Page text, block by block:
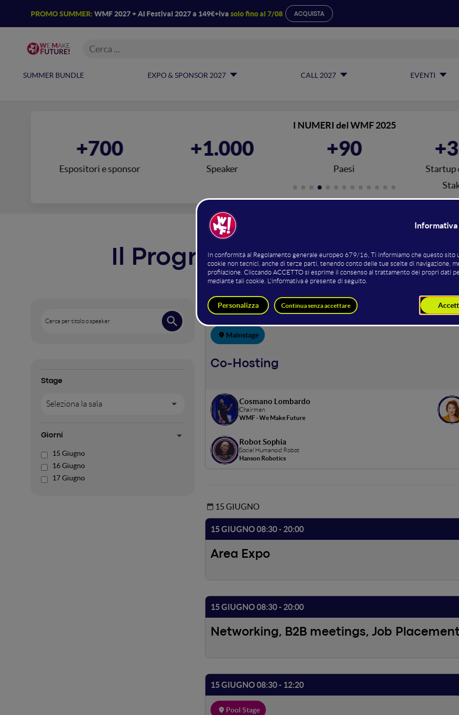
PROMO SUMMER: WMF 2027 + AI Festival 2027 a 149€+iva solo fino al 7/08 ACQUISTA
SUMMER BUNDLE EXPO & SPONSOR 2027 CALL 2027 EVENTI
I NUMERI del WMF 2025
+700
Espositori e sponsor
+1.000
Speaker
+90
Paesi
Startup
Il Programma Formativo del
Cerca per titolo o speaker
Stage
Seleziona la sala
Giorni
15 Giugno
16 Giugno
17 Giugno
15 GIUGNO
15 GIUGNO 08:30 - 20:00
Area Expo
15 GIUGNO 08:30 - 20:00
Networking, B2B meetings, Job Placement
15 GIUGNO
Mainstage
Co-Hosting
Cosmano Lombardo
Chairman
WMF - We Make Future
Robot Sophia
Social Humanoid Robot
Hanson Robotics
15 GIUGNO 08:30 - 12:20
Pool Stage